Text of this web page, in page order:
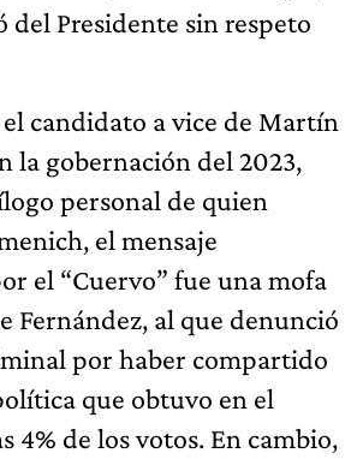
del Presidente sin respeto
candidato a vice de Martín
la gobernación del 2023,
personal de quien
el mensaje
el “Cuervo” fue una mofa
Fernández, al que denunció
por haber compartido
que obtuvo en el
4% de los votos. En cambio,